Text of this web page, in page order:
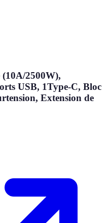
2500W),
USB, 1Type-C, Bloc
Extension de